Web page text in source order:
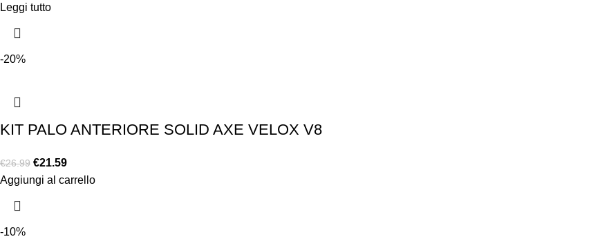
Leggi tutto
-20%
KIT PALO ANTERIORE SOLID AXE VELOX V8
€26.99 €21.59
Aggiungi al carrello
-10%